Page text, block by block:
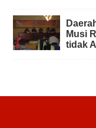
Musi
tidak